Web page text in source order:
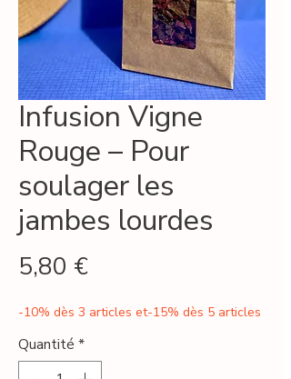
Infusion Vigne
Rouge – Pour
soulager les
jambes lourdes
5,80 €Prix
-10% dès 3 articles et-15% dès 5 articles
Quantité *